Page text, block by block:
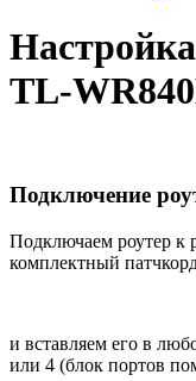
TL-
Подключение
Подключаем роутер к
комплектный
и вставляем его в
или 4 (блок портов